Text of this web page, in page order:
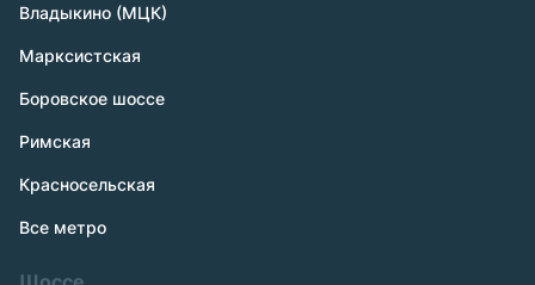
Владыкино (МЦК)
Марксистская
Боровское шоссе
Римская
Красносельская
Все метро